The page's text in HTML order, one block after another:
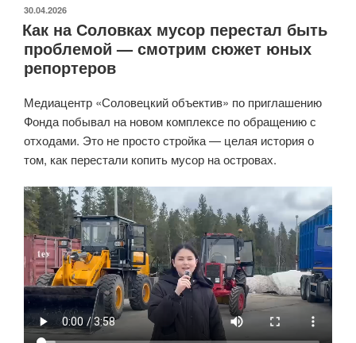
век:
как
Соловки
обрели
голос»
ОПУБЛИКОВАНО
30.04.2026
Как на Соловках мусор перестал быть
проблемой — смотрим сюжет юных
репортеров
Медиацентр «Соловецкий объектив» по приглашению
Фонда побывал на новом комплексе по обращению с
отходами. Это не просто стройка — целая история о
том, как перестали копить мусор на островах.